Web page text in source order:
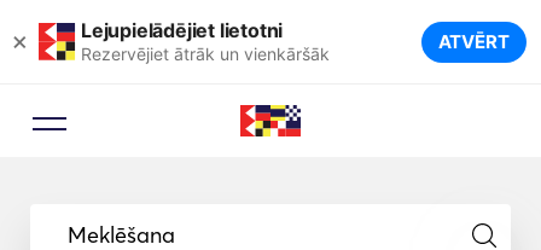
× Lejupielādējiet lietotni
Rezervējiet ātrāk un vienkāršāk ATVĒRT
Meklēšana